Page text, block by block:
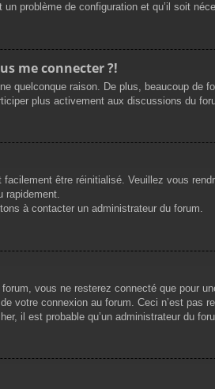
problème de configuration et qu’il soit
me connecter ?!
quelconque raison. De plus, beaucoup
plus activement aux discussions du
être réinitialisé. Veuillez vous
rapidement.
à contacter un administrateur du forum.
vous ne resterez connecté que pour
votre connexion au forum. Ceci n’est pas
il est probable qu’un administrateur du